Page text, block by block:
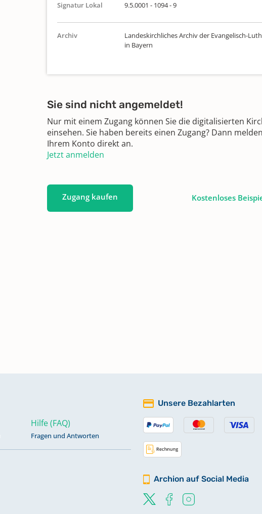
Signatur Lokal 9.5.0001 - 1094 - 9
Archiv
Landeskirchliches Archiv der Evangelisch-
in Bayern
Sie sind nicht angemeldet!
Nur mit einem Zugang können Sie die digitalisierten
einsehen. Sie haben bereits einen Zugang? Dann
Ihrem Konto direkt an.
Jetzt anmelden
Zugang kaufen Kostenloses
Hilfe (FAQ)
Fragen und Antworten
Unsere Bezahlarten
Archion auf Social Media